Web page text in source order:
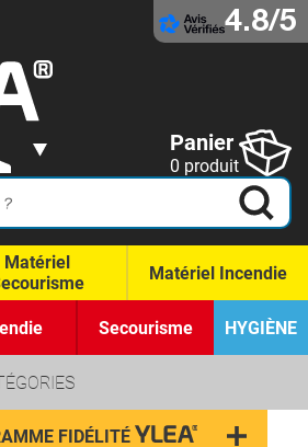
4.8/5
Panier
0 produit
Matériel
Matériel Incendie
Secourisme HYGIÈNE
FIDÉLITÉ